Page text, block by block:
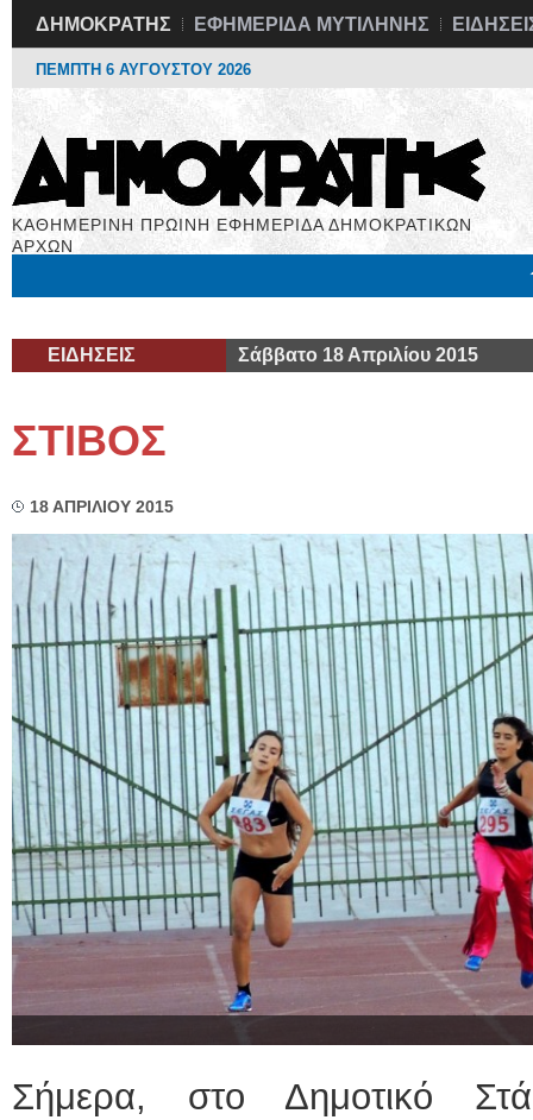
ΔΗΜΟΚΡΑΤΗΣ ΕΦΗΜΕΡΙΔΑ ΜΥΤΙΛΗΝΗΣ
ΠΕΜΠΤΗ 6 ΑΥΓΟΥΣΤΟΥ 2026
ΚΑΘΗΜΕΡΙΝΗ ΠΡΩΙΝΗ ΕΦΗΜΕΡΙΔΑ ΔΗΜΟΚΡΑΤΙΚΩΝ
ΑΡΧΩΝ
ΕΙΔΗΣΕΙΣ Σάββατο 18 Απριλίου 2015
ΣΤΙΒΟΣ
18 ΑΠΡΙΛΙΟΥ 2015
Σήμερα, στο Δημοτικό